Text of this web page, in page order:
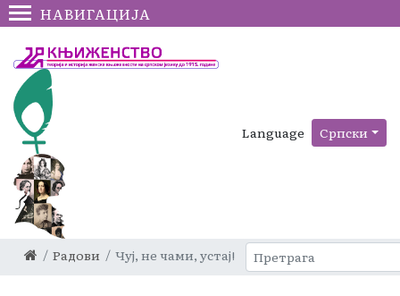
НАВИГАЦИЈА
Language Српски
Радови Чуј, не чами, устај!